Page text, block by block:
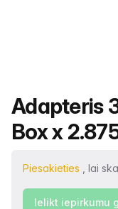
Adapteris
Box x
Piesakieties , lai
Ielikt iepirkumu